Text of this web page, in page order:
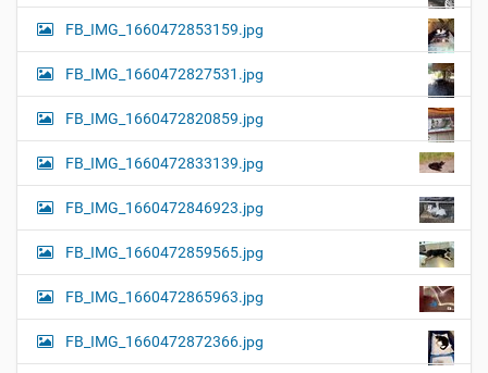
FB_IMG_1660472853159.jpg
FB_IMG_1660472827531.jpg
FB_IMG_1660472820859.jpg
FB_IMG_1660472833139.jpg
FB_IMG_1660472846923.jpg
FB_IMG_1660472859565.jpg
FB_IMG_1660472865963.jpg
FB_IMG_1660472872366.jpg